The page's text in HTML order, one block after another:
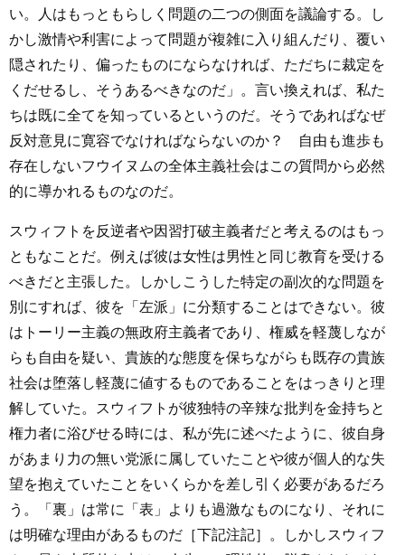
い。人はもっともらしく問題の二つの側面を議論する。し
かし激情や利害によって問題が複雑に入り組んだり、覆い
隠されたり、偏ったものにならなければ、ただちに裁定を
くだせるし、そうあるべきなのだ」。言い換えれば、私た
ちは既に全てを知っているというのだ。そうであればなぜ
反対意見に寛容でなければならないのか？ 自由も進歩も
存在しないフウイヌムの全体主義社会はこの質問から必然
的に導かれるものなのだ。
スウィフトを反逆者や因習打破主義者だと考えるのはもっ
ともなことだ。例えば彼は女性は男性と同じ教育を受ける
べきだと主張した。しかしこうした特定の副次的な問題を
別にすれば、彼を「左派」に分類することはできない。彼
はトーリー主義の無政府主義者であり、権威を軽蔑しなが
らも自由を疑い、貴族的な態度を保ちながらも既存の貴族
社会は堕落し軽蔑に値するものであることをはっきりと理
解していた。スウィフトが彼独特の辛辣な批判を金持ちと
権力者に浴びせる時には、私が先に述べたように、彼自身
があまり力の無い党派に属していたことや彼が個人的な失
望を抱えていたことをいくらかを差し引く必要があるだろ
う。「裏」は常に「表」よりも過激なものになり、それに
は明確な理由があるものだ［下記注記］。しかしスウィフ